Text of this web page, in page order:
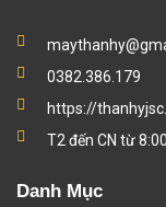
0382.386.179
https://
T2 đến CN từ
Danh Mục